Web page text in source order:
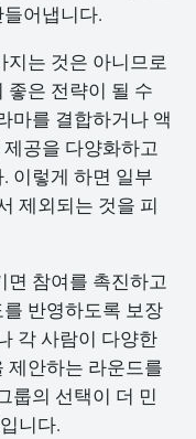
어냅니다.
지는 것은 아니므로
좋은 전략이 될 수
마를 결합하거나 액
공을 다양화하고
이렇게 하면 일부
제외되는 것을 피
면 참여를 촉진하고
반영하도록 보장
각 사람이 다양한
제안하는 라운드를
룹의 선택이 더 민
니다.